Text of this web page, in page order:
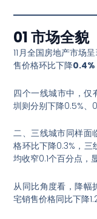
01 市场全貌
11月全国房地产市场
售价格环比下降0.4%
四个一线城市中，仅
圳则分别下降0.5%、
二、三线城市同样面
格环比下降0.3%，三
均收窄0.1个百分点，
从同比角度看，降幅
宅销售价格同比下降